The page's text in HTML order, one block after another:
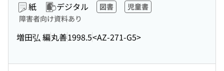
紙 デジタル 図書
児童書
障害者向け資料あり
増田弘 編丸善1998.5<AZ-271-G5>